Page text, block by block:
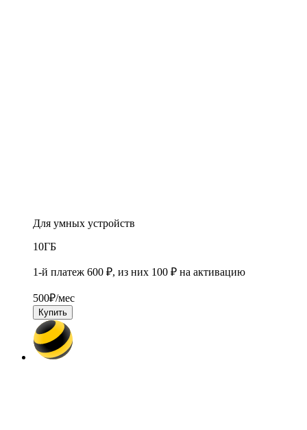
Для умных устройств
10ГБ
1-й платеж 600 ₽, из них 100 ₽ на активацию
500₽/мес
Купить